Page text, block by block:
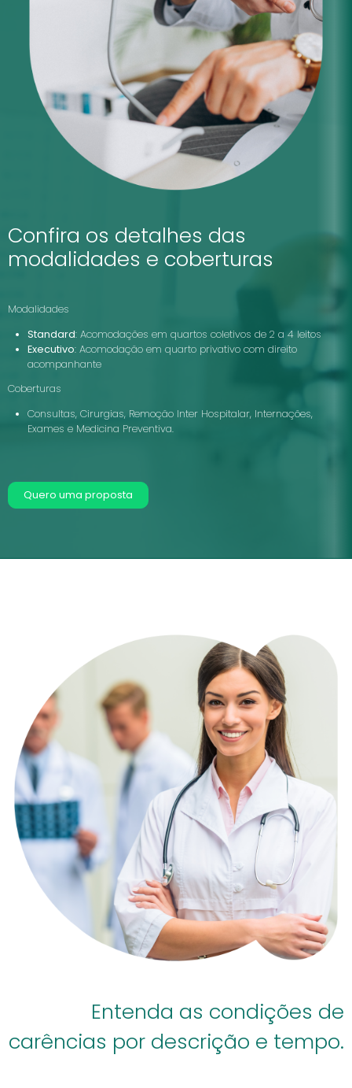
Confira os detalhes das
modalidades e coberturas
Modalidades
Standard: Acomodações em quartos coletivos de 2 a 4 leitos
Executivo: Acomodação em quarto privativo com direito
acompanhante
Coberturas
Consultas, Cirurgias, Remoção Inter Hospitalar, Internações,
Exames e Medicina Preventiva.
Quero uma proposta
Entenda as condições de
carências por descrição e tempo.